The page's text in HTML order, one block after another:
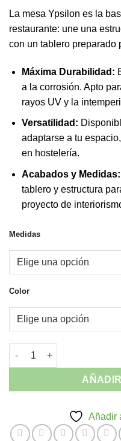
La mesa Ypsilon es la
restaurante: une una
con un tablero preparado
Máxima Durabilidad:
a la corrosión. Apto
rayos UV y la
Versatilidad:
adaptarse a tu
en hostelería.
Acabados y Medidas:
tablero y estructura
proyecto de
Medidas
Color
Mesa Ypsilon - Aluminio
Añadir